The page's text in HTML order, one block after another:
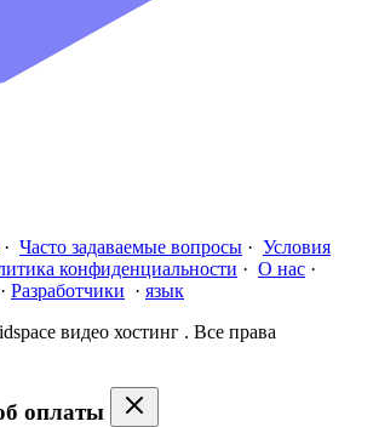
· Часто задаваемые вопросы · Условия
конфиденциальности · О нас ·
· Разработчики · язык
видео хостинг . Все права
оплаты